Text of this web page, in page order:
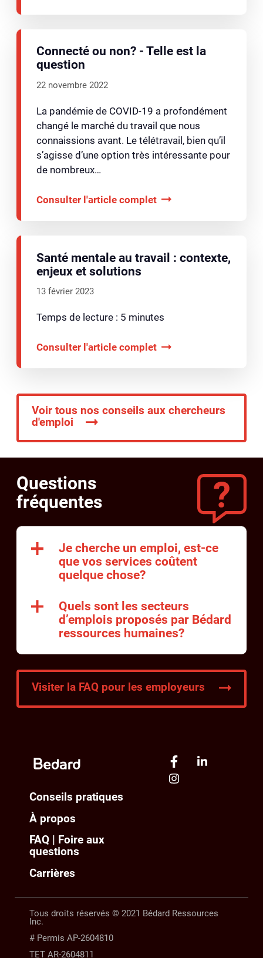
Connecté ou non? - Telle est la
question
22 novembre 2022
La pandémie de COVID-19 a profondément
changé le marché du travail que nous
connaissions avant. Le télétravail, bien qu’il
s’agisse d’une option très intéressante pour
de nombreux…
Consulter l'article complet
Santé mentale au travail : contexte,
enjeux et solutions
13 février 2023
Temps de lecture : 5 minutes
Consulter l'article complet
Voir tous nos conseils aux chercheurs
d'emploi
Questions
fréquentes
Je cherche un emploi, est-ce
que vos services coûtent
quelque chose?
Quels sont les secteurs
d’emplois proposés par Bédard
ressources humaines?
Visiter la FAQ pour les employeurs
Conseils pratiques
À propos
FAQ | Foire aux
questions
Carrières
Tous droits réservés © 2021 Bédard Ressources
Inc.
# Permis AP-2604810
TET AR-2604811